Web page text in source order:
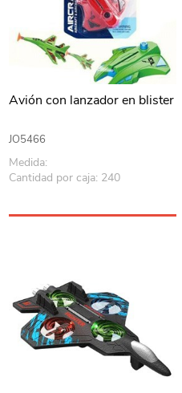
Avión con lanzador en blister
JO5466
Medida:
Cantidad por caja: 240